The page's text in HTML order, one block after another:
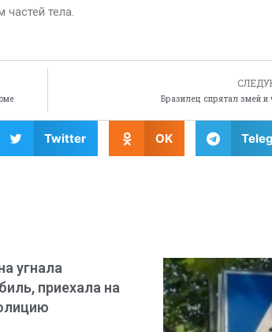
тела.
Бразилец спрятал змей и
Twitter OK
угнала
приехала на